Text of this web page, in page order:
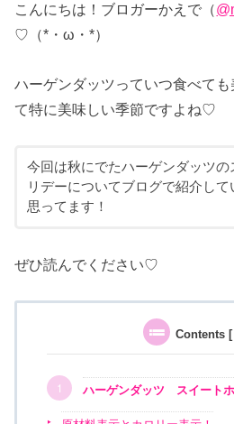
こんにちは！ブロガーかえで（
♡（*・ω・*）
ハーゲンダッツっていつ食べて
て特に美味しい季節ですよね♡
今回は秋にでたハーゲンダッツの
リデーについてブログで紹介して
思ってます！
ぜひ読んでください♡
Contents [
ハーゲンダッツ スイート